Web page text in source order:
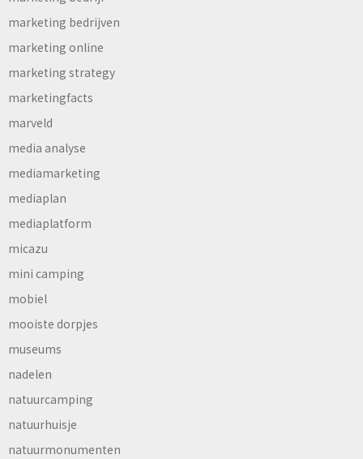
marketing bedrijven
marketing online
marketing strategy
marketingfacts
marveld
media analyse
mediamarketing
mediaplan
mediaplatform
micazu
mini camping
mobiel
mooiste dorpjes
museums
nadelen
natuurcamping
natuurhuisje
natuurmonumenten